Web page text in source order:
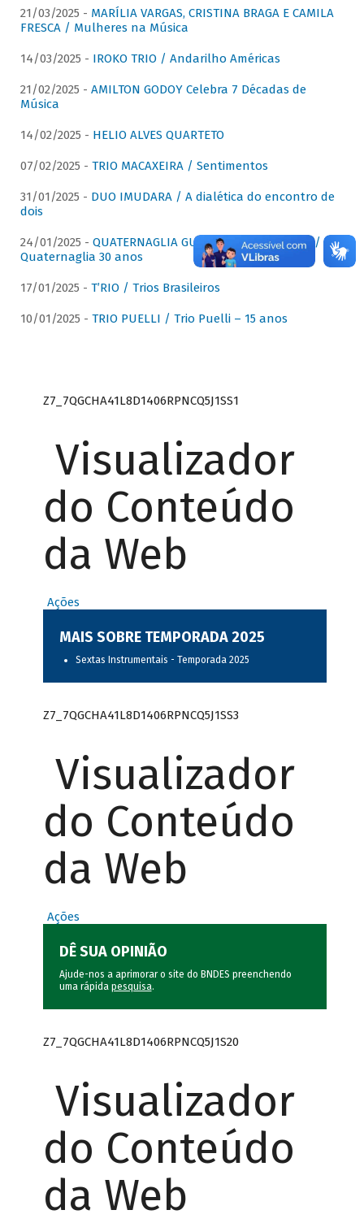
21/03/2025 - MARÍLIA VARGAS, CRISTINA BRAGA E CAMILA
FRESCA / Mulheres na Música
14/03/2025 - IROKO TRIO / Andarilho Américas
21/02/2025 - AMILTON GODOY Celebra 7 Décadas de
Música
14/02/2025 - HELIO ALVES QUARTETO
07/02/2025 - TRIO MACAXEIRA / Sentimentos
31/01/2025 - DUO IMUDARA / A dialética do encontro de
dois
24/01/2025 - QUATERNAGLIA GUITAR QUARTET (QGQ) /
Quaternaglia 30 anos
17/01/2025 - T’RIO / Trios Brasileiros
10/01/2025 - TRIO PUELLI / Trio Puelli – 15 anos
Z7_7QGCHA41L8D1406RPNCQ5J1SS1
Visualizador
do Conteúdo
da Web
Ações
MAIS SOBRE TEMPORADA 2025
Sextas Instrumentais - Temporada 2025
Z7_7QGCHA41L8D1406RPNCQ5J1SS3
Visualizador
do Conteúdo
da Web
Ações
DÊ SUA OPINIÃO
Ajude-nos a aprimorar o site do BNDES preenchendo
uma rápida pesquisa.
Z7_7QGCHA41L8D1406RPNCQ5J1S20
Visualizador
do Conteúdo
da Web